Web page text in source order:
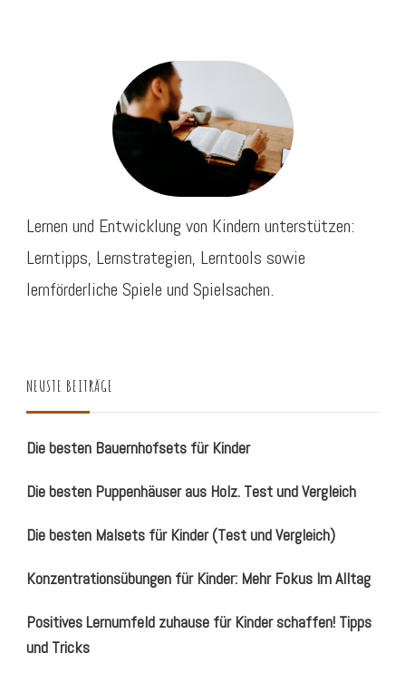
Lernen und Entwicklung von Kindern unterstützen:
Lerntipps, Lernstrategien, Lerntools sowie
lernförderliche Spiele und Spielsachen.
NEUSTE BEITRÄGE
Die besten Bauernhofsets für Kinder
Die besten Puppenhäuser aus Holz. Test und Vergleich
Die besten Malsets für Kinder (Test und Vergleich)
Konzentrationsübungen für Kinder: Mehr Fokus Im Alltag
Positives Lernumfeld zuhause für Kinder schaffen! Tipps
und Tricks